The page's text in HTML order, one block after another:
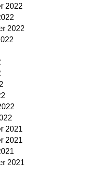
2022
2022
2021
2021
2021